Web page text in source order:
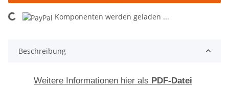
Loading... Komponenten werden geladen ...
Beschreibung
Weitere Informationen hier als PDF-Datei